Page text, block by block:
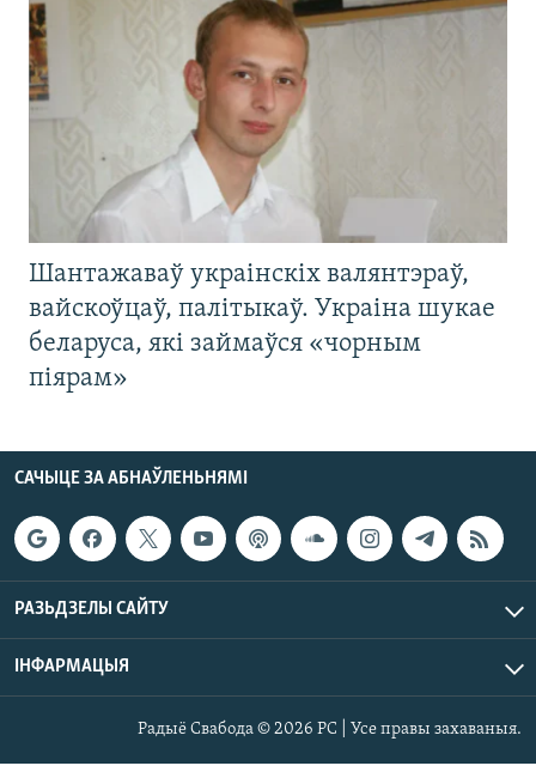
Шантажаваў украінскіх валянтэраў,
вайскоўцаў, палітыкаў. Украіна шукае
беларуса, які займаўся «чорным
піярам»
САЧЫЦЕ ЗА АБНАЎЛЕНЬНЯМІ
РАЗЬДЗЕЛЫ САЙТУ
ІНФАРМАЦЫЯ
Радыё Свабода © 2026 РС | Усе правы захаваныя.